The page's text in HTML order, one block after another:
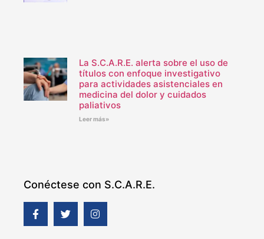
La S.C.A.R.E. alerta sobre el uso de
títulos con enfoque investigativo
para actividades asistenciales en
medicina del dolor y cuidados
paliativos
Leer más»
Conéctese con S.C.A.R.E.